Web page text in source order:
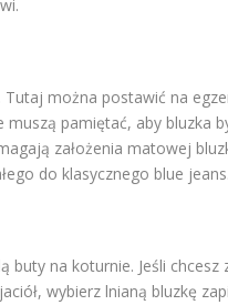
Tutaj można postawić na
pamiętać, aby bluzka
założenia matowej
do klasycznego blue jeans.
na koturnie. Jeśli chcesz
wybierz lnianą bluzkę